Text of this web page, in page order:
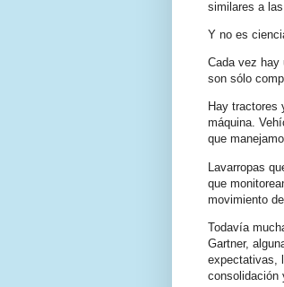
similares a
Y no es
Cada vez hay
son sólo
Hay tractores
máquina.
que
Lavarropas
que
movimiento
Todavía
Gartner,
expectativas,
consolidación